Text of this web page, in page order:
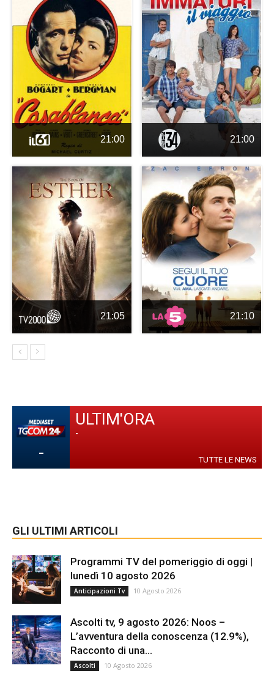
21:00 21:00
21:05 21:10
-
ULTIM'ORA
-
TUTTE LE NEWS
GLI ULTIMI ARTICOLI
Programmi TV del pomeriggio di oggi |
lunedì 10 agosto 2026
Anticipazioni Tv 10 Agosto 2026
Ascolti tv, 9 agosto 2026: Noos –
L’avventura della conoscenza (12.9%),
Racconto di una...
Ascolti 10 Agosto 2026